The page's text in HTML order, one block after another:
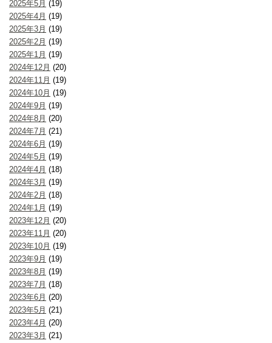
2025年5月 (19)
2025年4月 (19)
2025年3月 (19)
2025年2月 (19)
2025年1月 (19)
2024年12月 (20)
2024年11月 (19)
2024年10月 (19)
2024年9月 (19)
2024年8月 (20)
2024年7月 (21)
2024年6月 (19)
2024年5月 (19)
2024年4月 (18)
2024年3月 (19)
2024年2月 (18)
2024年1月 (19)
2023年12月 (20)
2023年11月 (20)
2023年10月 (19)
2023年9月 (19)
2023年8月 (19)
2023年7月 (18)
2023年6月 (20)
2023年5月 (21)
2023年4月 (20)
2023年3月 (21)